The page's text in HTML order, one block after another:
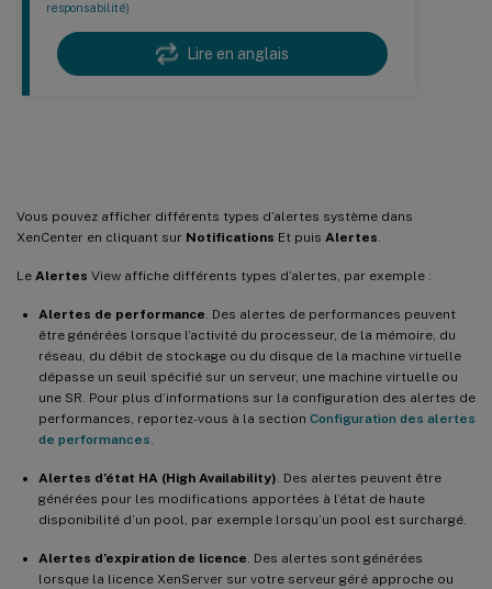
responsabilité)
Lire en anglais
Vous pouvez afficher différents types d’alertes système dans
XenCenter en cliquant sur Notifications Et puis Alertes
Le Alertes View affiche différents types d’alertes, par exemple :
Alertes de performance . Des alertes de performances peuvent
être générées lorsque l’activité du processeur, de la mémoire, du
réseau, du débit de stockage ou du disque de la machine virtuelle
dépasse un seuil spécifié sur un serveur, une machine virtuelle ou
une SR. Pour plus d’informations sur la configuration des alertes de
performances, reportez-vous à la section Configuration des alertes
de performances
Alertes d’état HA (High Availability) . Des alertes peuvent être
générées pour les modifications apportées à l’état de haute
disponibilité d’un pool, par exemple lorsqu’un pool est surchargé.
Alertes d’expiration de licence . Des alertes sont générées
lorsque la licence XenServer sur votre serveur géré approche ou